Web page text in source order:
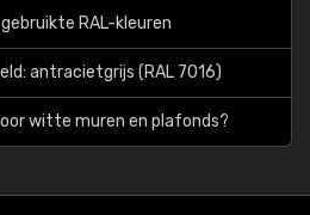
RAL-kleuren
antracietgrijs (RAL 7016)
witte muren en plafonds?